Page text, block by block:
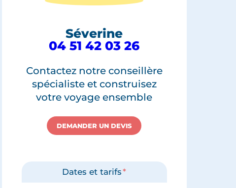
Séverine
04 51 42 03 26
Contactez notre conseillère
spécialiste et construisez
votre voyage ensemble
DEMANDER UN DEVIS
Dates et tarifs*